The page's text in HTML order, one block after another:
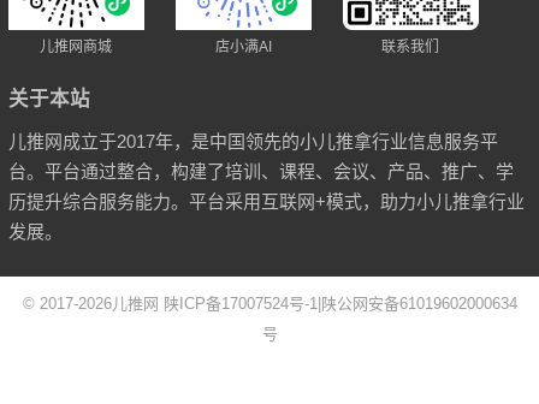
儿推网商城 店小满AI 联系我们
关于本站
儿推网成立于2017年，是中国领先的小儿推拿行业信息服务平
台。平台通过整合，构建了培训、课程、会议、产品、推广、学
历提升综合服务能力。平台采用互联网+模式，助力小儿推拿行业
发展。
© 2017-2026儿推网 陕ICP备17007524号-1 |陕公网安备61019602000634
号